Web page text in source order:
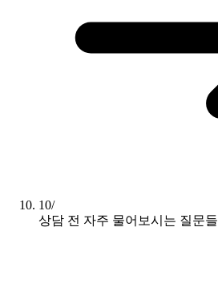
10/
상담 전 자주 물어보시는 질문들